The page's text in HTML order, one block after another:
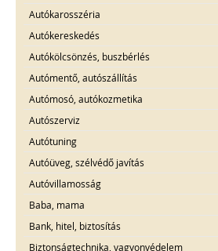
Autókarosszéria
Autókereskedés
Autókölcsönzés, buszbérlés
Autómentő, autószállítás
Autómosó, autókozmetika
Autószerviz
Autótuning
Autóüveg, szélvédő javítás
Autóvillamosság
Baba, mama
Bank, hitel, biztosítás
Biztonságtechnika, vagyonvédelem